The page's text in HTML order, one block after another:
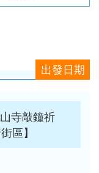
出發日期
寺敲鐘祈
區】